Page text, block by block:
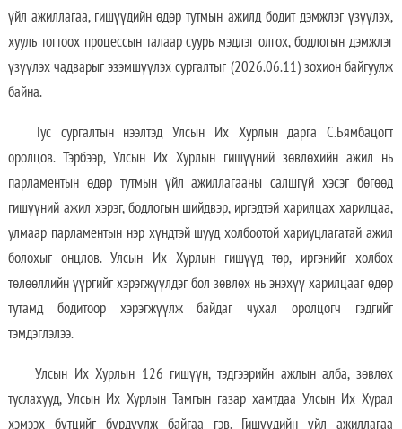
үйл ажиллагаа, гишүүдийн өдөр тутмын ажилд бодит дэмжлэг үзүүлэх,
хууль тогтоох процессын талаар суурь мэдлэг олгох, бодлогын дэмжлэг
үзүүлэх чадварыг эзэмшүүлэх сургалтыг (2026.06.11) зохион байгуулж
байна.
Тус сургалтын нээлтэд Улсын Их Хурлын дарга С.Бямбацогт
оролцов. Тэрбээр, Улсын Их Хурлын гишүүний зөвлөхийн ажил нь
парламентын өдөр тутмын үйл ажиллагааны салшгүй хэсэг бөгөөд
гишүүний ажил хэрэг, бодлогын шийдвэр, иргэдтэй харилцах харилцаа,
улмаар парламентын нэр хүндтэй шууд холбоотой хариуцлагатай ажил
болохыг онцлов. Улсын Их Хурлын гишүүд төр, иргэнийг холбох
төлөөллийн үүргийг хэрэгжүүлдэг бол зөвлөх нь энэхүү харилцааг өдөр
тутамд бодитоор хэрэгжүүлж байдаг чухал оролцогч гэдгийг
тэмдэглэлээ.
Улсын Их Хурлын 126 гишүүн, тэдгээрийн ажлын алба, зөвлөх
туслахууд, Улсын Их Хурлын Тамгын газар хамтдаа Улсын Их Хурал
хэмээх бүтцийг бүрдүүлж байгаа гэв. Гишүүдийн үйл ажиллагаа